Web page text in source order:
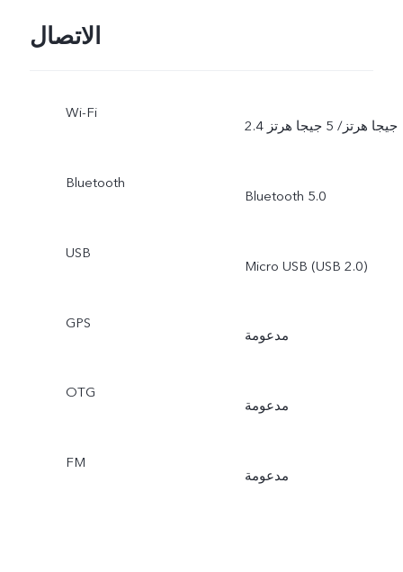
الاتصال
Wi-Fi
2.4 جيجا هرتز/ 5 جيجا هرتز
Bluetooth
Bluetooth 5.0
USB
Micro USB (USB 2.0)
GPS
مدعومة
OTG
مدعومة
FM
مدعومة